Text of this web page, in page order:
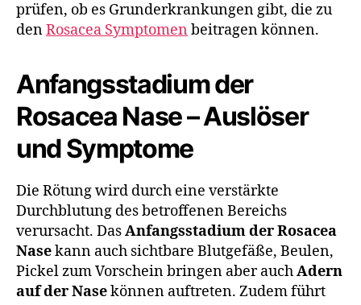
prüfen, ob es Grunderkrankungen gibt, die zu
denRosacea Symptomen beitragen können.
Anfangsstadium der
Rosacea Nase – Auslöser
und Symptome
Die Rötung wird durch eine verstärkte
Durchblutung des betroffenen Bereichs
verursacht. DasAnfangsstadium der Rosacea
Nasekann auch sichtbare Blutgefäße, Beulen,
Pickel zum Vorschein bringen aber auchAdern
auf der Nasekönnen auftreten. Zudem führt